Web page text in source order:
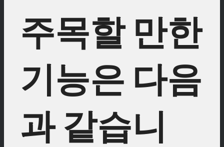
주목할 만한
기능은 다음
과 같습니